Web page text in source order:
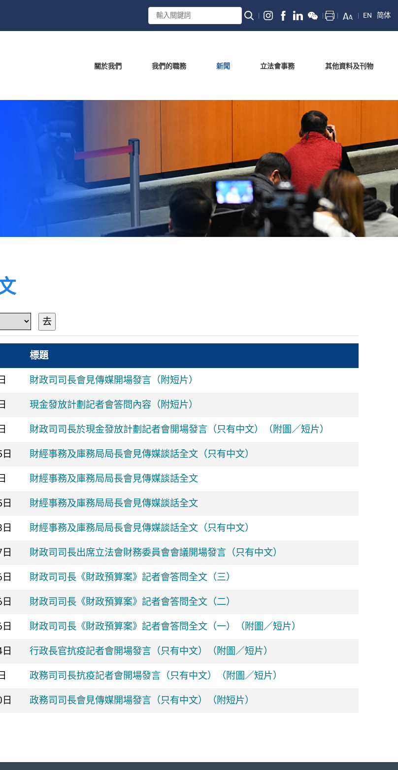
EN 简体
關於我們 我們的職務 新聞 立法會事務 其他資料及刊物
去
標題
財政司司長會見傳媒開場發言（附短片）
現金發放計劃記者會答問內容（附短片）
財政司司長於現金發放計劃記者會開場發言（只有中文）（附圖／短片）
財經事務及庫務局局長會見傳媒談話全文（只有中文）
財經事務及庫務局局長會見傳媒談話全文
財經事務及庫務局局長會見傳媒談話全文
財經事務及庫務局局長會見傳媒談話全文（只有中文）
財政司司長出席立法會財務委員會會議開場發言（只有中文）
財政司司長《財政預算案》記者會答問全文（三）
財政司司長《財政預算案》記者會答問全文（二）
財政司司長《財政預算案》記者會答問全文（一）（附圖／短片）
行政長官抗疫記者會開場發言（只有中文）（附圖／短片）
政務司司長抗疫記者會開場發言（只有中文）（附圖／短片）
政務司司長會見傳媒開場發言（只有中文）（附短片）